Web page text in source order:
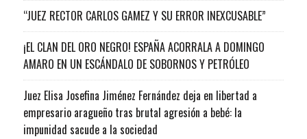
“JUEZ RECTOR CARLOS GAMEZ Y SU ERROR INEXCUSABLE”
¡EL CLAN DEL ORO NEGRO! ESPAÑA ACORRALA A DOMINGO
AMARO EN UN ESCÁNDALO DE SOBORNOS Y PETRÓLEO
Juez Elisa Josefina Jiménez Fernández deja en libertad a
empresario aragueño tras brutal agresión a bebé: la
impunidad sacude a la sociedad